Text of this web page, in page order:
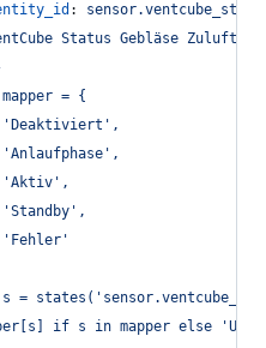
:
Status Gebläse Zuluft
= {
=
if s in mapper else